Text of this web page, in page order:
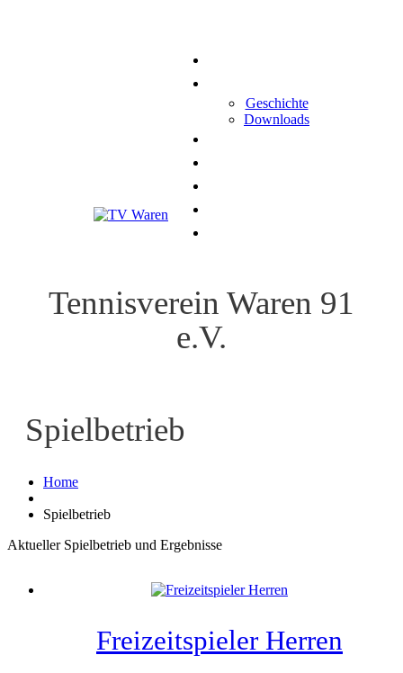
Geschichte
Downloads
Tennisverein Waren 91
e.V.
Spielbetrieb
Home
Spielbetrieb
Aktueller Spielbetrieb und Ergebnisse
Freizeitspieler Herren